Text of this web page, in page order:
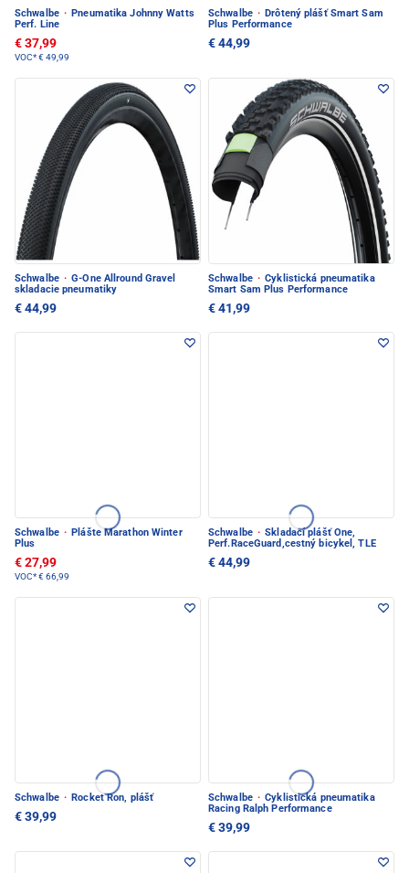
Schwalbe · Pneumatika Johnny Watts
Perf. Line
€ 37,99
VOC*€ 49,99
Schwalbe · Drôtený plášť Smart Sam
Plus Performance
€ 44,99
Schwalbe · G-One Allround Gravel
skladacie pneumatiky
€ 44,99
Schwalbe · Cyklistická pneumatika
Smart Sam Plus Performance
€ 41,99
Schwalbe · Plášte Marathon Winter
Plus
€ 27,99
VOC*€ 66,99
Schwalbe · Skladací plášť One,
Perf.RaceGuard,cestný bicykel, TLE
€ 44,99
Schwalbe · Rocket Ron, plášť
€ 39,99
Schwalbe · Cyklistická pneumatika
Racing Ralph Performance
€ 39,99